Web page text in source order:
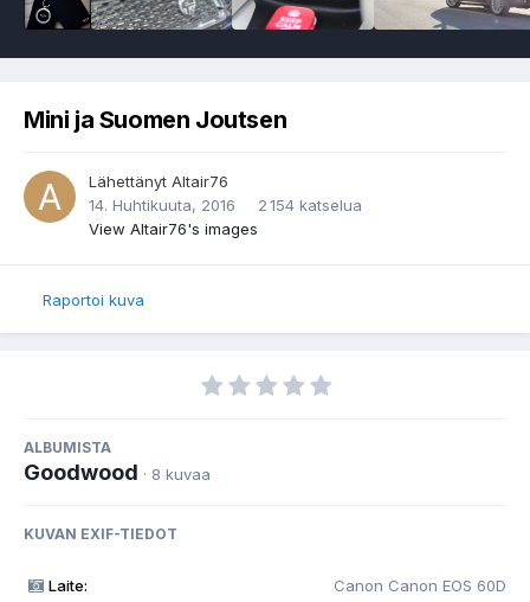
Mini ja Suomen Joutsen
Lähettänyt Altair76
14. Huhtikuuta, 2016
2 154 katselua
View Altair76's images
Raportoi kuva
ALBUMISTA
Goodwood · 8 kuvaa
KUVAN EXIF-TIEDOT
Laite: Canon Canon EOS 60D